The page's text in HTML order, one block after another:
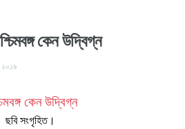
কেন উদ্বিগ্ন
২০১৯
ছবি সংগৃহিত।